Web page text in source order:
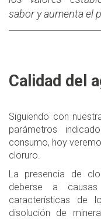
sabor y aumenta el
Calidad del
Siguiendo con
parámetros
consumo, hoy
cloruro.
La presencia de
deberse a
características de
disolución de